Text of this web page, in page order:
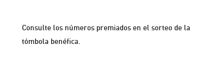
Consulte los números premiados en el sorteo de la
tómbola benéfica.